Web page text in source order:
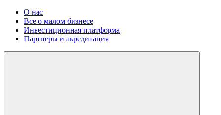
О нас
Все о малом бизнесе
Инвестиционная платформа
Партнеры и акредитация